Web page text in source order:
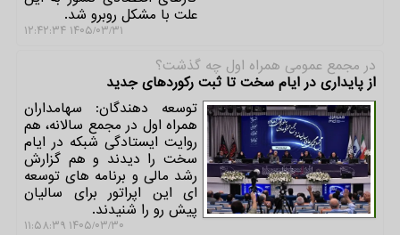
علت با مشکل روبرو شد.
۱۴۰۵/۰۳/۳۱ ۱۲:۴۲:۳۴
در مجمع عمومی همراه اول چه گذشت؟
از پایداری در ایام سخت تا ثبت رکوردهای جدید
توسعه دهندگان: سهامداران
همراه اول در مجمع سالانه، هم
روایت ایستادگی شبکه در ایام
سخت را دیدند و هم گزارش
رشد مالی و برنامه های توسعه
ای این اپراتور برای سالیان
پیش رو را شنیدند.
۱۴۰۵/۰۳/۳۰ ۱۱:۵۸:۳۹